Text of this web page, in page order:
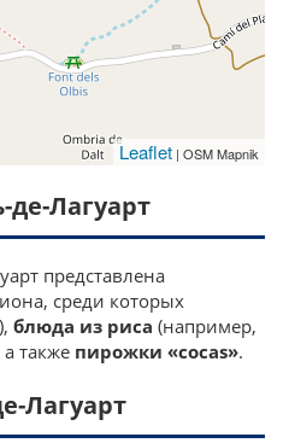
Leaflet | OSM Mapnik
де-Лагуарт
представлена
среди которых
блюда из риса (например,
также пирожки «cocas».
Лагуарт